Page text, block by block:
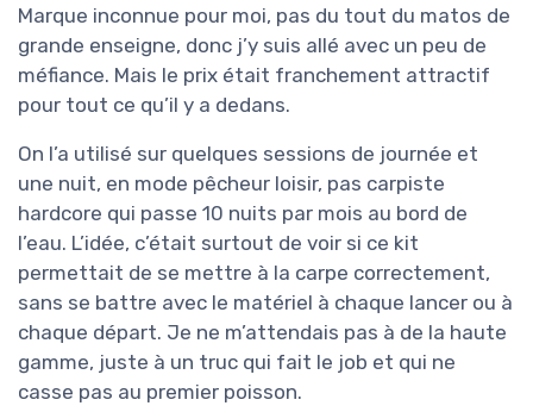
Marque inconnue pour moi, pas du tout du matos de
grande enseigne, donc j’y suis allé avec un peu de
méfiance. Mais le prix était franchement attractif
pour tout ce qu’il y a dedans.
On l’a utilisé sur quelques sessions de journée et
une nuit, en mode pêcheur loisir, pas carpiste
hardcore qui passe 10 nuits par mois au bord de
l’eau. L’idée, c’était surtout de voir si ce kit
permettait de se mettre à la carpe correctement,
sans se battre avec le matériel à chaque lancer ou à
chaque départ. Je ne m’attendais pas à de la haute
gamme, juste à un truc qui fait le job et qui ne
casse pas au premier poisson.